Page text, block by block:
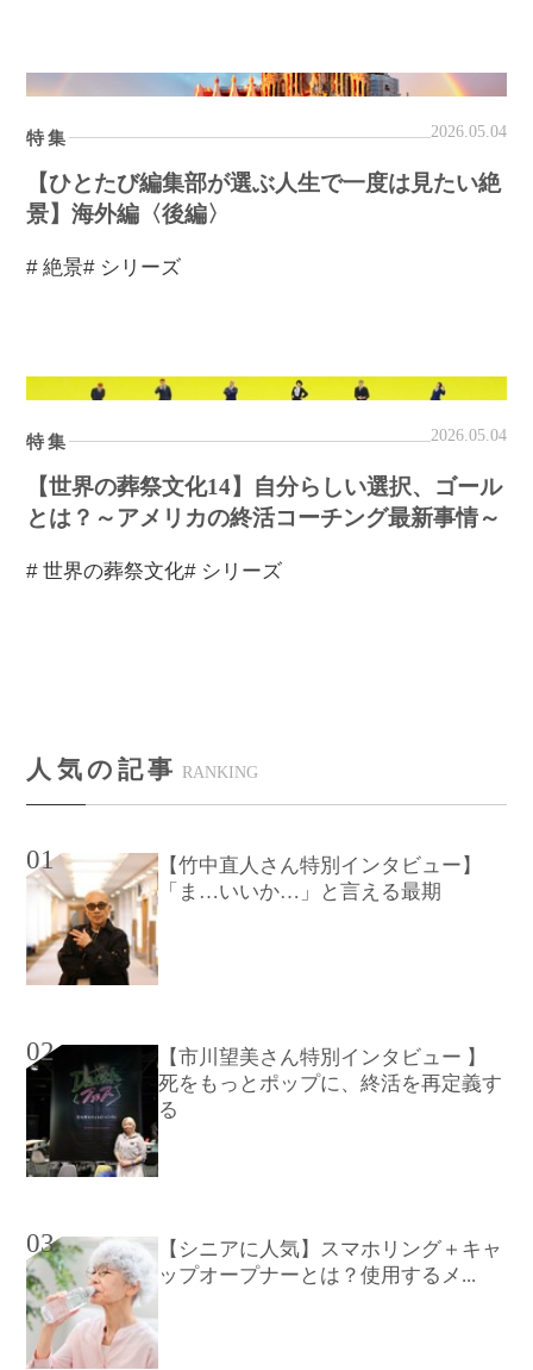
特集 2026.05.04
【ひとたび編集部が選ぶ人生で一度は見たい絶
景】海外編〈後編〉
# 絶景# シリーズ
特集 2026.05.04
【世界の葬祭文化14】自分らしい選択、ゴール
とは？～アメリカの終活コーチング最新事情～
# 世界の葬祭文化# シリーズ
人気の記事 RANKING
01
【竹中直人さん特別インタビュー】
「ま…いいか…」と言える最期
02
【市川望美さん特別インタビュー 】
死をもっとポップに、終活を再定義す
る
03
【シニアに人気】スマホリング＋キャ
ップオープナーとは？使用するメ...